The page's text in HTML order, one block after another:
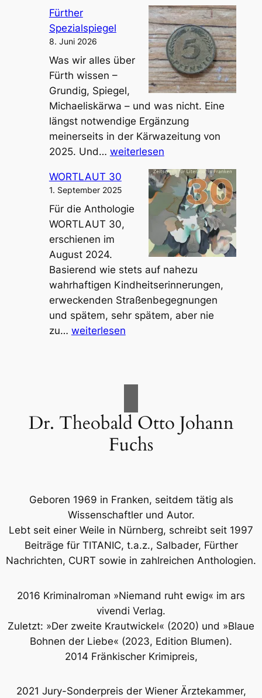
x
u
l
i
e
a
r
M
t
h
o
s
e
a
r
n
Fürther
Spezialspiegel
8. Juni 2026
Was wir alles über
Fürth wissen –
Grundig, Spiegel,
Michaeliskärwa – und was nicht. Eine
längst notwendige Ergänzung
meinerseits in der Kärwazeitung von
2025. Und… F
r
t
h
e
r
S
p
e
z
a
g
e
weiterlesen
WORTLAUT 30
1. September 2025
Für die Anthologie
WORTLAUT 30,
erschienen im
August 2024.
Basierend wie stets auf nahezu
wahrhaftigen Kindheitserinnerungen,
erweckenden Straßenbegegnungen
und spätem, sehr spätem, aber nie
zu… W
U
weiterlesen
Dr. Theobald Otto Johann
Fuchs
Geboren 1969 in Franken, seitdem tätig als
Wissenschaftler und Autor.
Lebt seit einer Weile in Nürnberg, schreibt seit 1997
Beiträge für TITANIC, t.a.z., Salbader, Fürther
Nachrichten, CURT sowie in zahlreichen Anthologien.
2016 Kriminalroman »Niemand ruht ewig« im ars
vivendi Verlag.
Zuletzt: »Der zweite Krautwickel« (2020) und »Blaue
Bohnen der Liebe« (2023, Edition Blumen).
2014 Fränkischer Krimipreis,
2021 Jury-Sonderpreis der Wiener Ärztekammer,